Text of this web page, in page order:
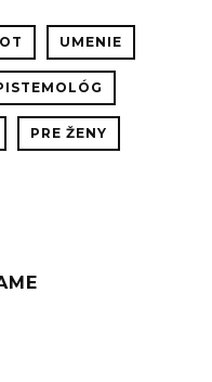
2049
UMENIE
PRE ŽENY